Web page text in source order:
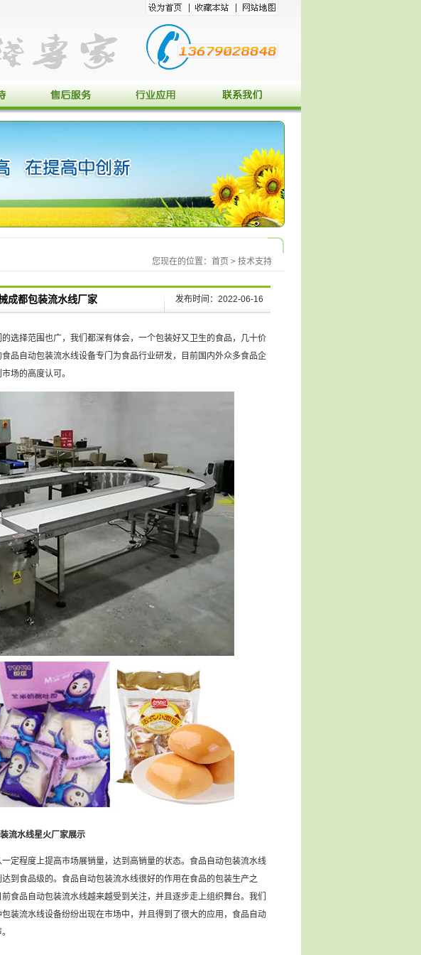
您现在的位置： 首页 > 技术支持
成都包装流水线厂家 发布时间：2022-06-16
选择范围也广，我们都深有体会，一个包装好又卫生的食品，几十价
食品自动包装流水线设备专门为食品行业研发，目前国内外众多食品企
场的高度认可。
流水线星火厂家展示
程度上提高市场展销量，达到高销量的状态。食品自动包装流水线
到食品级的。食品自动包装流水线很好的作用在食品的包装生产之
食品自动包装流水线越来越受到关注，并且逐步走上组织舞台。我们
装流水线设备纷纷出现在市场中，并且得到了很大的应用，食品自动